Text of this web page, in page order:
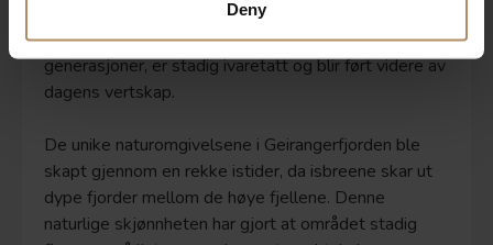
Deny
avdeling og stadig nye tilbud både inne og ute. Den
sterke Union-atmosfæren med kvalitet og service i
generasjoner, er stadig ivaretatt og blir ført videre av
dagens vertskap.
De unike naturomgivelsene i Geirangerfjorden ble
skapt gjennom en rekke istider, da isbreene skar ut
dype fjorder mellom de høye fjellene. Denne
naturlige skjønnheten har gjort at området stadig